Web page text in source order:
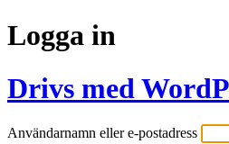
Logga in
Drivs med
Användarnamn eller e-postadress